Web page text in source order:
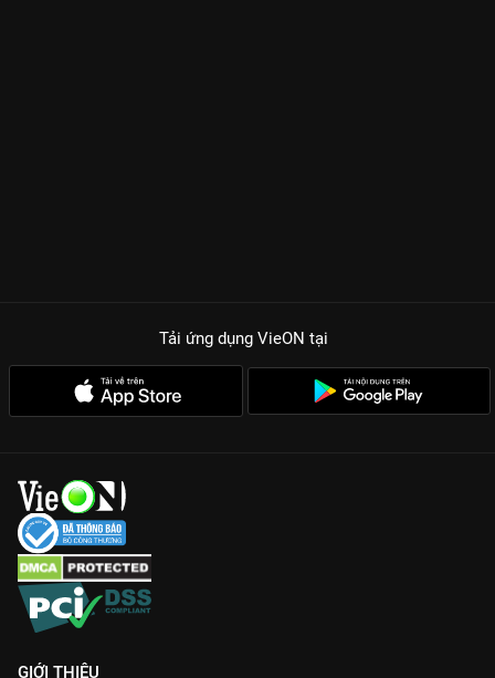
Tải ứng dụng VieON tại
GIỚI THIỆU